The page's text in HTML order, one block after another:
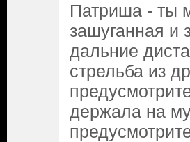
Патриша - ты
зашуганная и
дальние
стрельба из
держала на